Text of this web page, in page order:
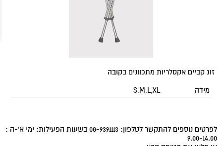
זוג קביים אקסלריות מתכוונים בקובה
מידה S,M,L,XL
לפרטים נוספים להתקשר לטלפון: 08-9391113 בשעות הפעילות: ימי א'-ה :
9.00-14.00